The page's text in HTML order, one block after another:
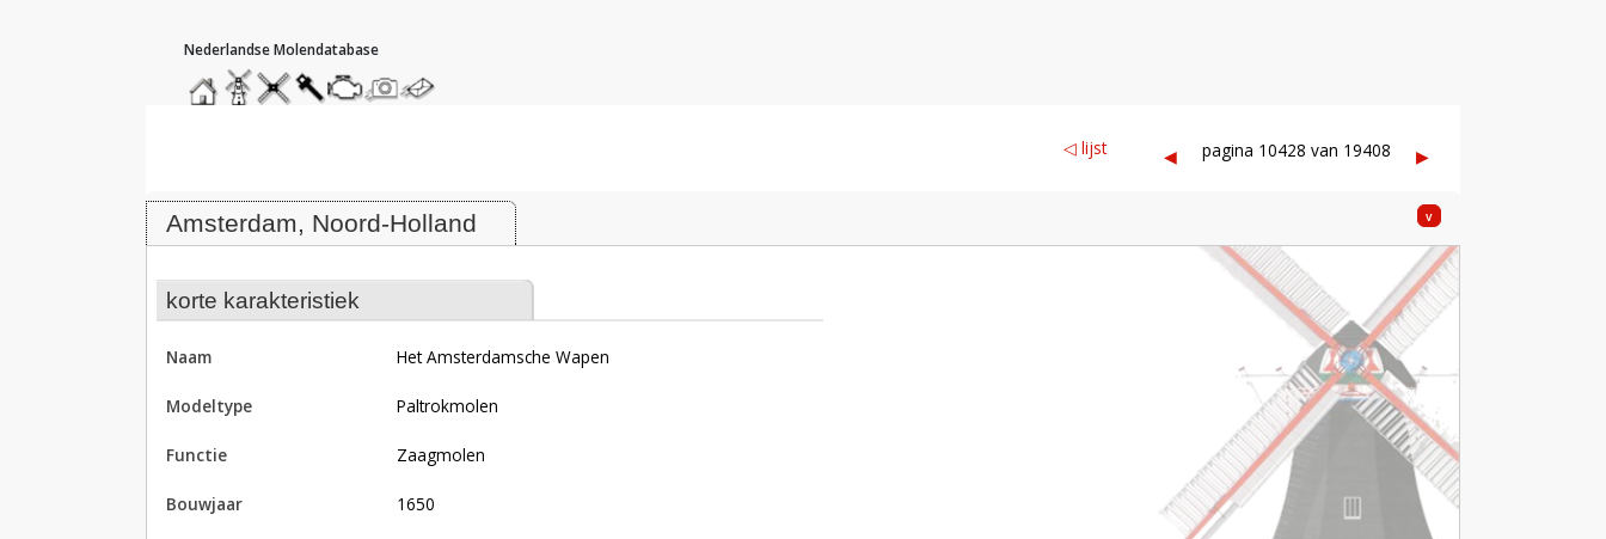
hoofdmenu
homemolendatabase
roedendatabase
assendatabase
motorendatabase
stuur
een
stuur
een
◁ lijst ◀︎ pagina 10428 van 19408 ▶︎
Amsterdam, Noord-Holland v
korte karakteristiek
naam Het Amsterdamsche Wapen
modeltype Paltrokmolen
functie zaagmolen
bouwjaar 1650